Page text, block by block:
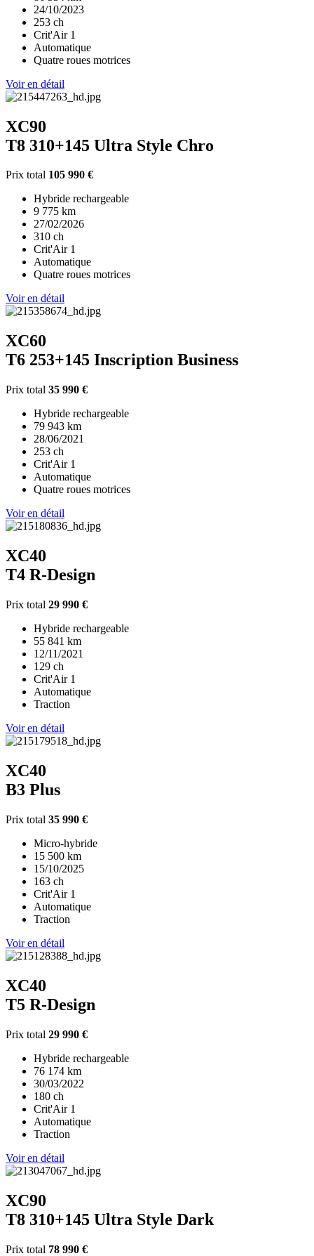
24/10/2023
253 ch
Crit'Air 1
Automatique
Quatre roues motrices
Voir en détail
XC90
T8 310+145 Ultra Style Chro
Prix total 105 990 €
Hybride rechargeable
9 775 km
27/02/2026
310 ch
Crit'Air 1
Automatique
Quatre roues motrices
Voir en détail
XC60
T6 253+145 Inscription Business
Prix total 35 990 €
Hybride rechargeable
79 943 km
28/06/2021
253 ch
Crit'Air 1
Automatique
Quatre roues motrices
Voir en détail
XC40
T4 R-Design
Prix total 29 990 €
Hybride rechargeable
55 841 km
12/11/2021
129 ch
Crit'Air 1
Automatique
Traction
Voir en détail
XC40
B3 Plus
Prix total 35 990 €
Micro-hybride
15 500 km
15/10/2025
163 ch
Crit'Air 1
Automatique
Traction
Voir en détail
XC40
T5 R-Design
Prix total 29 990 €
Hybride rechargeable
76 174 km
30/03/2022
180 ch
Crit'Air 1
Automatique
Traction
Voir en détail
XC90
T8 310+145 Ultra Style Dark
Prix total 78 990 €